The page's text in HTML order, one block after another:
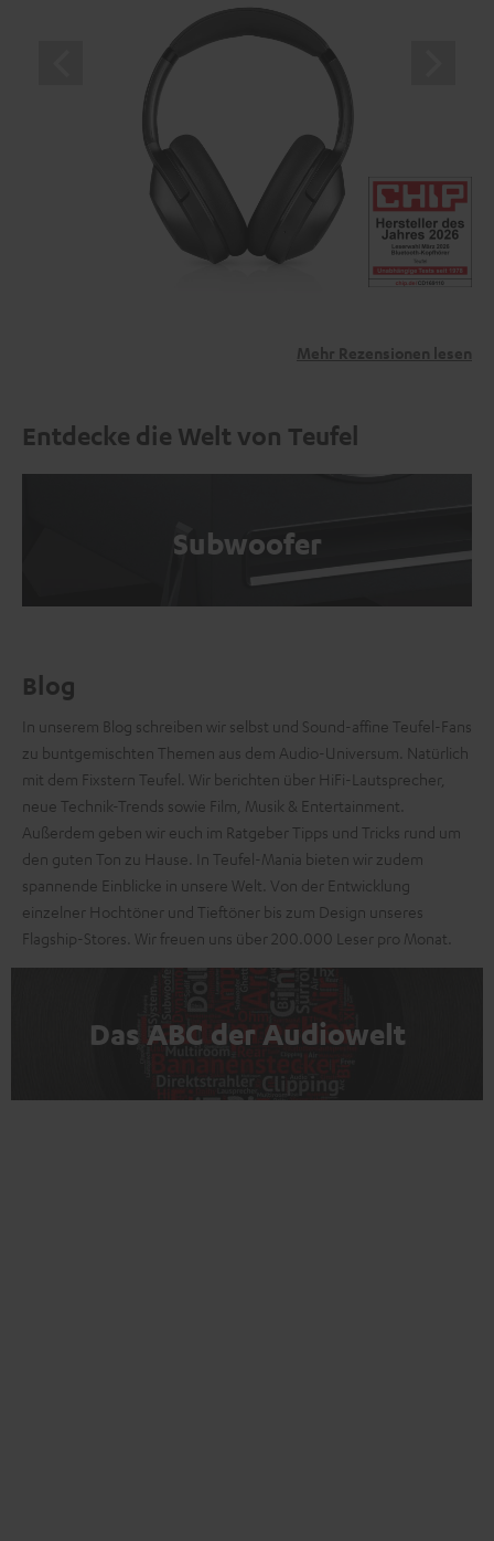
Mehr Rezensionen lesen
Entdecke die Welt von Teufel
Subwoofer
Blog
In unserem Blog schreiben wir selbst und Sound-affine Teufel-Fans
zu buntgemischten Themen aus dem Audio-Universum. Natürlich
mit dem Fixstern Teufel. Wir berichten über HiFi-Lautsprecher,
neue Technik-Trends sowie Film, Musik & Entertainment.
Außerdem geben wir euch im Ratgeber Tipps und Tricks rund um
den guten Ton zu Hause. In Teufel-Mania bieten wir zudem
spannende Einblicke in unsere Welt. Von der Entwicklung
einzelner Hochtöner und Tieftöner bis zum Design unseres
Flagship-Stores. Wir freuen uns über 200.000 Leser pro Monat.
Das ABC der Audiowelt